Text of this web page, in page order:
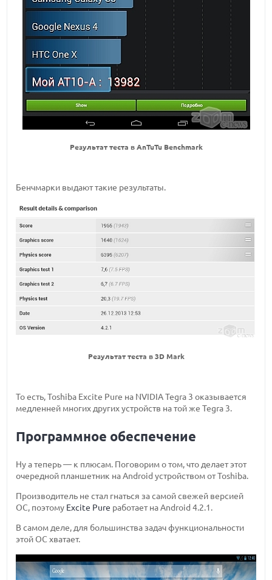
Результат теста в AnTuTu Benchmark
Бенчмарки выдают такие результаты.
Результат теста в 3D Mark
То есть, Toshiba Excite Pure на NVIDIA Tegra 3 оказывается
медленней многих других устройств на той же Tegra 3.
Программное обеспечение
Ну а теперь — к плюсам. Поговорим о том, что делает этот
очередной планшетник на Android устройством от Toshiba.
Производитель не стал гнаться за самой свежей версией
ОС, поэтому Excite Pure работает на Android 4.2.1.
В самом деле, для большинства задач функциональности
этой ОС хватает.